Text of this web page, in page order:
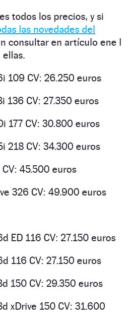
todos los precios, y si
las novedades del
consultar en artículo ene l
109 CV: 26.250 euros
136 CV: 27.350 euros
177 CV: 30.800 euros
218 CV: 34.300 euros
45.500 euros
326 CV: 49.900 euros
ED 116 CV: 27.150 euros
116 CV: 27.150 euros
150 CV: 29.350 euros
xDrive 150 CV: 31.600